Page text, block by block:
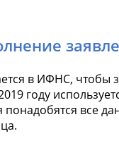
в ИФНС, чтобы
году
понадобятся все